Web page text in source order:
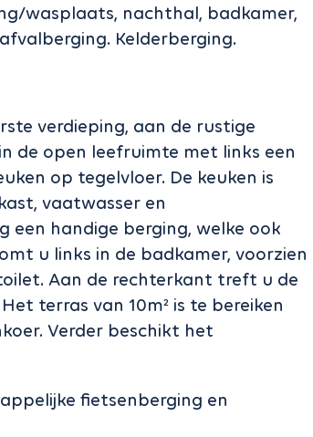
wasplaats, nachthal, badkamer,
Kelderberging.
verdieping, aan de rustige
de open leefruimte met links een
op tegelvloer. De keuken is
vaatwasser en
een handige berging, welke ook
u links in de badkamer, voorzien
Aan de rechterkant treft u de
terras van 10m² is te bereiken
Verder beschikt het
fietsenberging en